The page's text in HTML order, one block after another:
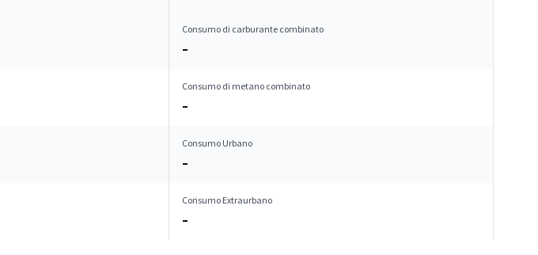
Consumo di carburante combinato
–
Consumo di metano combinato
–
Consumo Urbano
–
Consumo Extraurbano
–